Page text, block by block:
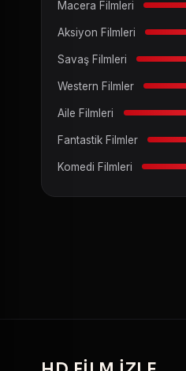
Macera Filmleri
Aksiyon Filmleri
Savaş Filmleri
Western Filmler
Aile Filmleri
Fantastik Filmler
Komedi Filmleri